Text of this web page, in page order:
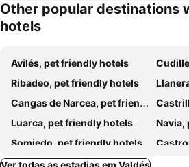
Other popular destinations
hotels
Avilés, pet friendly hotels
Ribadeo, pet friendly hotels
Cangas de Narcea, pet friendly hotels
Luarca, pet friendly hotels
Navia,
Somiedo, pet friendly hotels
Belmonte de Miranda, pet friendly hotels
Ver todas as estadias em Valdés